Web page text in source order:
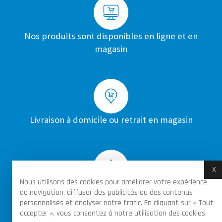
Nous utilisons des cookies pour améliorer votre expérience
de navigation, diffuser des publicités ou des contenus
personnalisés et analyser notre trafic. En cliquant sur « Tout
accepter », vous consentez à notre utilisation des cookies.
X
Nos produits sont disponibles en ligne et en
magasin
Livraison à domicile ou retrait en magasin
Achats sécurisés par certificat SSL sur toutes
les commandes